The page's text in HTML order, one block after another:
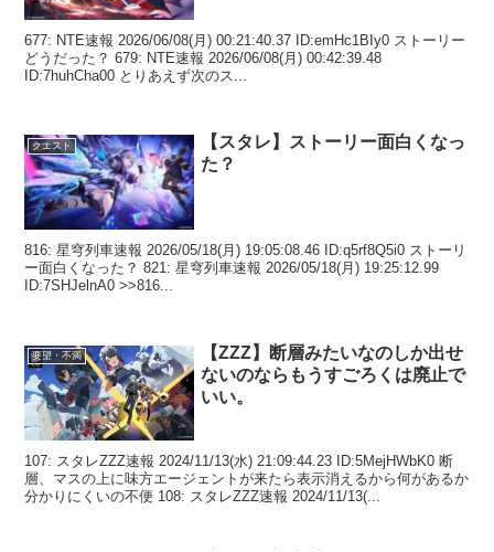
677: NTE速報 2026/06/08(月) 00:21:40.37 ID:emHc1BIy0 ストーリー
どうだった？ 679: NTE速報 2026/06/08(月) 00:42:39.48
ID:7huhCha00 とりあえず次のス...
クエスト
【スタレ】ストーリー面白くなっ
た？
816: 星穹列車速報 2026/05/18(月) 19:05:08.46 ID:q5rf8Q5i0 ストーリ
ー面白くなった？ 821: 星穹列車速報 2026/05/18(月) 19:25:12.99
ID:7SHJelnA0 >>816...
要望・不満
【ZZZ】断層みたいなのしか出せ
ないのならもうすごろくは廃止で
いい。
107: スタレZZZ速報 2024/11/13(水) 21:09:44.23 ID:5MejHWbK0 断
層、マスの上に味方エージェントが来たら表示消えるから何があるか
分かりにくいの不便 108: スタレZZZ速報 2024/11/13(...